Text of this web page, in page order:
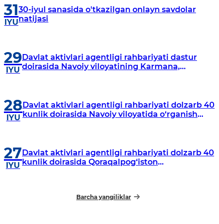
31
IYU
30-iyul sanasida o'tkazilgan onlayn savdolar
natijasi
29
IYU
Davlat aktivlari agentligi rahbariyati dastur
doirasida Navoiy viloyatining Karmana,
28
IYU
Davlat aktivlari agentligi rahbariyati dolzarb 40
kunlik doirasida Navoiy viloyatida o‘rganish
27
IYU
Davlat aktivlari agentligi rahbariyati dolzarb 40
kunlik doirasida Qoraqalpog‘iston
Barcha yangiliklar